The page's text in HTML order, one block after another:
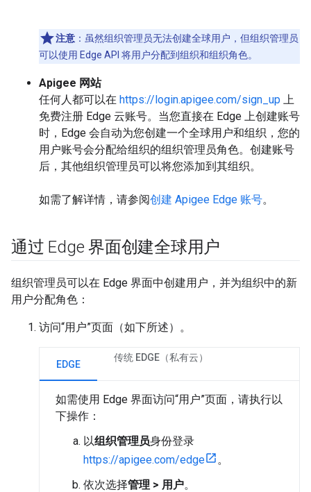
注意 ：虽然组织管理员无法创建全球用户，但组织管理员
可以使用 Edge API 将用户分配到组织和组织角色。
Apigee 网站
任何人都可以在 https://login.apigee.com/sign_up 上
免费注册 Edge 云账号。当您直接在 Edge 上创建账号
时，Edge 会自动为您创建一个全球用户和组织，您的
用户账号会分配给组织的组织管理员角色。创建账号
后，其他组织管理员可以将您添加到其组织。
如需了解详情，请参阅创建 Apigee Edge 账号。
通过 Edge 界面创建全球用户
组织管理员可以在 Edge 界面中创建用户，并为组织中的新
用户分配角色：
访问“用户”页面（如下所述）。
EDGE
传统 EDGE（私有云）
如需使用 Edge 界面访问“用户”页面，请执行以
下操作：
以组织管理员身份登录
https://apigee.com/edge
。
依次选择管理 > 用户。